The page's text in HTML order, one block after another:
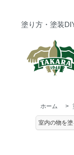
塗り方・塗装
ホーム >
室内の物を塗